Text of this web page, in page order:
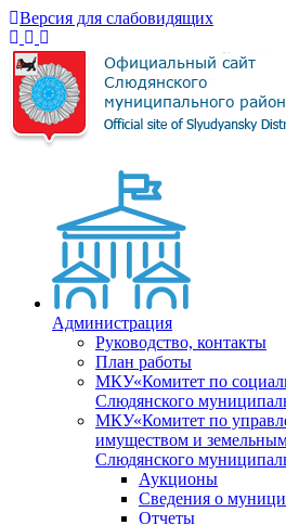
Версия для слабовидящих
Администрация
Руководство, контакты
План работы
МКУ«Комитет по
Слюдянского
МКУ«Комитет по
имуществом и
Слюдянского
Аукционы
Сведения о
Отчеты